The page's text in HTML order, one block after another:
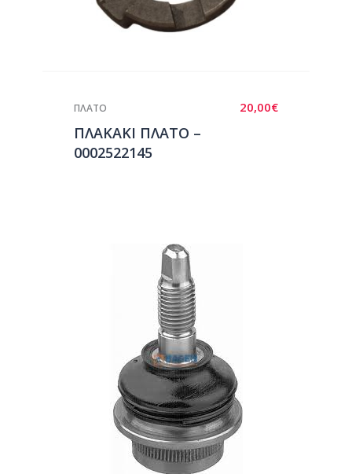
20,00€
ΠΛΑΤΟ
ΠΛΑΚΑΚΙ ΠΛΑΤΟ –
0002522145